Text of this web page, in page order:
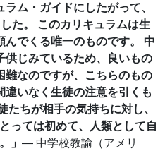
ム・ガイドにしたがって、
た。 このカリキュラムは生
でくる唯一のものです。 中
じみているため、良いもの
難なのですが、こちらのもの
いなく生徒の注意を引くも
ちが相手の気持ちに対し、
っては初めて、人類として自
」 ― 中学校教諭（アメリ